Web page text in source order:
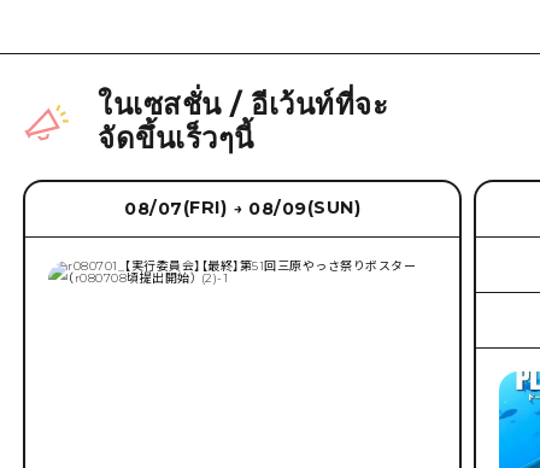
ในเซสชั่น/ อีเว้นท์ที่จะ
จัดขึ้นเร็วๆนี้
08/07(FRI) → 08/09(SUN)